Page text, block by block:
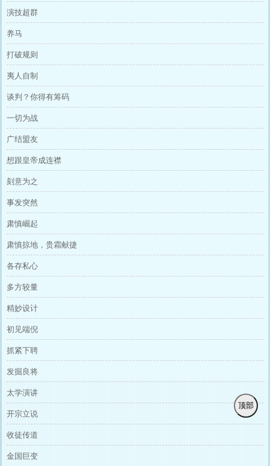
演技超群
养马
打破规则
夷人自制
谈判？你得有筹码
一切为战
广结盟友
想跟皇帝成连襟
刻意为之
事发突然
肃慎崛起
肃慎掠地，贵霜献捷
各存私心
多方较量
精妙设计
初见端倪
抓紧下聘
发掘良将
太学演讲
开宗立说
收徒传道
金国巨变
顶部